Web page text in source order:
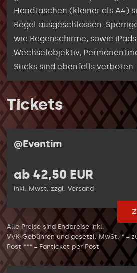
Handtaschen (kleiner als A4)
Regel ausgeschlossen.
wie Regenschirme, sowie
Wechselobjektiv,
Sticks sind ebenfalls verboten.
Tickets
@Eventim
ab 42,50 EUR
inkl. Mwst. zzgl. Versand
Alle Preise sind Endpreise inkl.
VVK-Gebühren und gesetzl. MwSt. * =
Post *** = Fanticket per Post